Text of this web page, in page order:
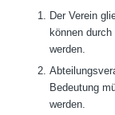
Der Verein
können
werden.
Bedeutung
werden.